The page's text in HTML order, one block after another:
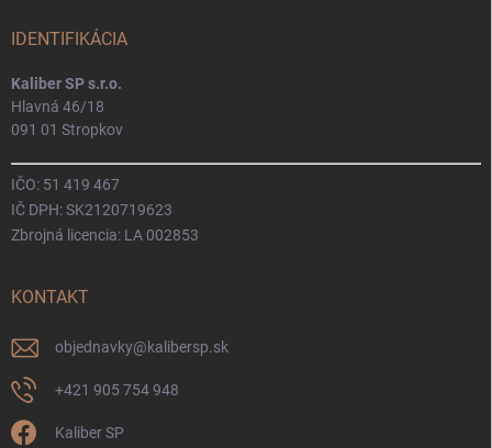
IDENTIFIKÁCIA
Kaliber SP s.r.o.
Hlavná 46/18
091 01 Stropkov
IČO: 51 419 467
IČ DPH: SK2120719623
Zbrojná licencia: LA 002853
KONTAKT
objednavky@kalibersp.sk
+421 905 754 948
Kaliber SP